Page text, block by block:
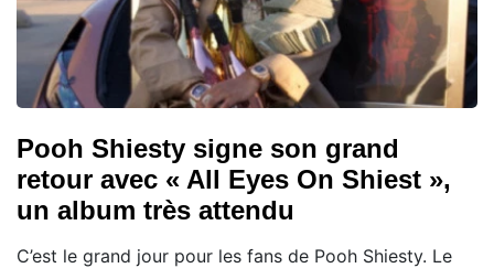
Pooh Shiesty signe son grand
retour avec « All Eyes On Shiest »,
un album très attendu
C’est le grand jour pour les fans de Pooh Shiesty. Le